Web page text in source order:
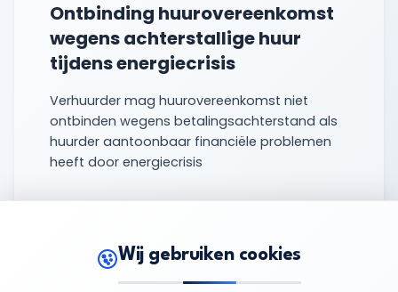
Ontbinding huurovereenkomst
wegens achterstallige huur
tijdens energiecrisis
Verhuurder mag huurovereenkomst niet
ontbinden wegens betalingsachterstand als
huurder aantoonbaar financiële problemen
heeft door energiecrisis
betalingsachterstand
energiecrisis
Wij gebruiken cookies